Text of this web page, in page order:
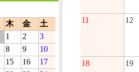
11 12
18 19
木 金
土
1 2
3
8 9
10
15 16
17